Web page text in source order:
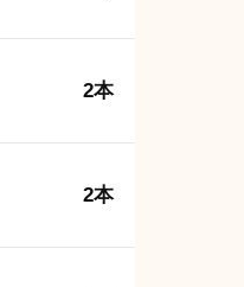
2本
2本